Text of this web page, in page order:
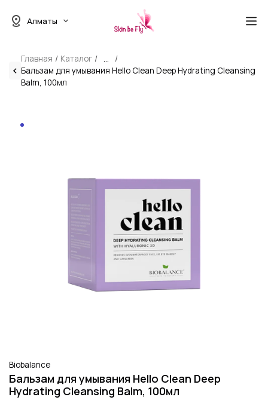
Алматы
Главная Каталог
...
Бальзам для умывания Hello Clean Deep Hydrating Cleansing
Balm, 100мл
Biobalance
Бальзам для умывания Hello Clean Deep
Hydrating Cleansing Balm, 100мл